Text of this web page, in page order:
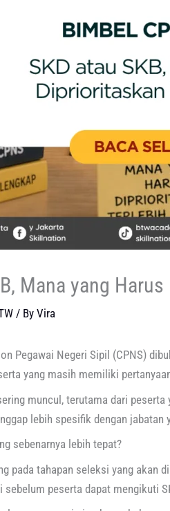
Mana yang
/ By Vira
Pegawai Negeri Sipil (CPNS)
yang masih memiliki
muncul, terutama dari
lebih spesifik dengan
sebenarnya lebih tepat?
pada tahapan seleksi yang akan
sebelum peserta dapat mengikuti